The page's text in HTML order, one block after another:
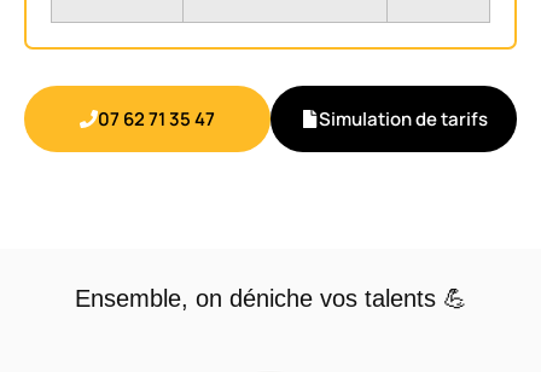
07 62 71 35 47 Simulation de tarifs
Ensemble, on déniche vos talents 💪